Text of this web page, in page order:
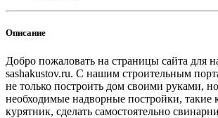
Описание
Добро пожаловать на страницы сайта для
sashakustov.ru. С нашим строительным
не только построить дом своими руками,
необходимые надворные постройки, такие
курятник, сделать самостоятельно